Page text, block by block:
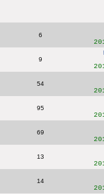
6
9
54
95
69
13
14